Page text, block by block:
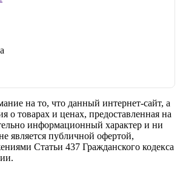
на то, что данный интернет-сайт, а
о товарах и ценах, предоставленная на
информационный характер и ни
является публичной офертой,
Статьи 437 Гражданского кодекса